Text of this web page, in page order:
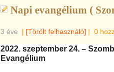
Napi evangélium (
3 éve | [Törölt felhasználó] | 0
2022. szeptember 24. –
Evangélium